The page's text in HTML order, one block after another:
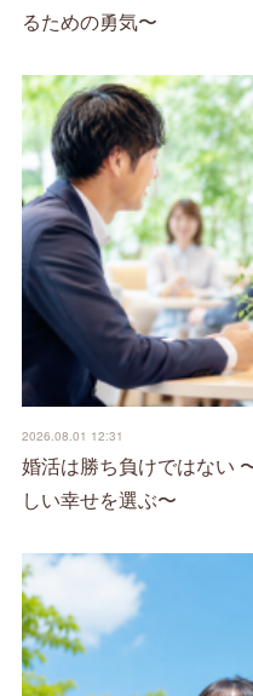
るための勇気〜
2026.08.01 12:31
婚活は勝ち負けではない
しい幸せを選ぶ〜